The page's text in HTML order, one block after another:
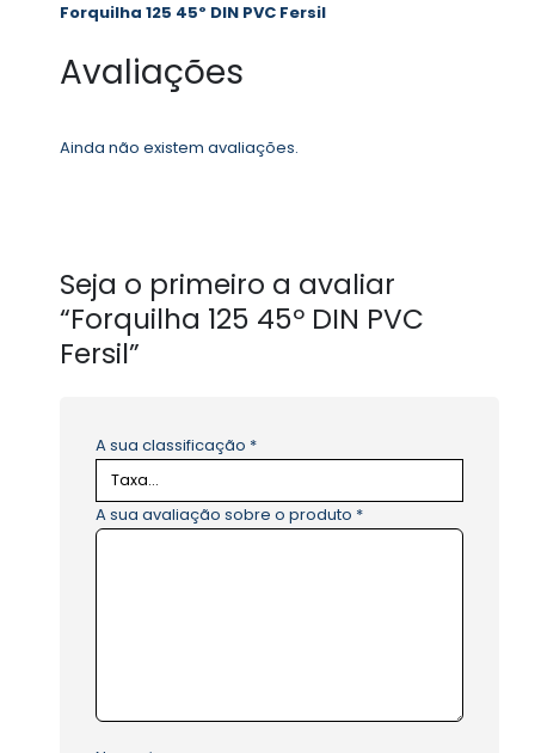
Forquilha 125 45º DIN PVC Fersil
Avaliações
Ainda não existem avaliações.
Seja o primeiro a avaliar
“Forquilha 125 45º DIN PVC
Fersil”
A sua classificação *
A sua avaliação sobre o produto *